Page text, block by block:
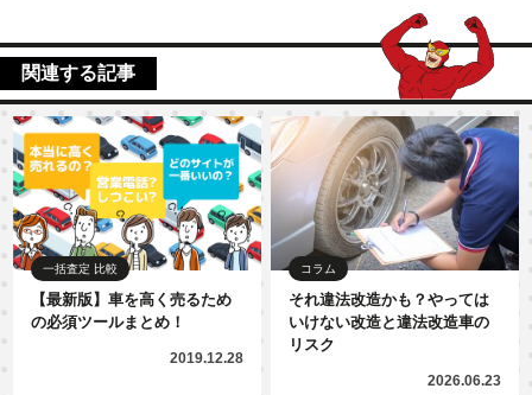
関連する記事
【最新版】車を高く売るため
の必須ツールまとめ！
一括査定 比較
2019.12.28
それ違法改造かも？やっては
いけない改造と違法改造車の
リスク
コラム
2026.06.23